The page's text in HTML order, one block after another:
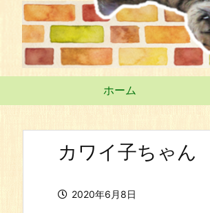
ホーム
カワイ子ちゃん
2020年6月8日